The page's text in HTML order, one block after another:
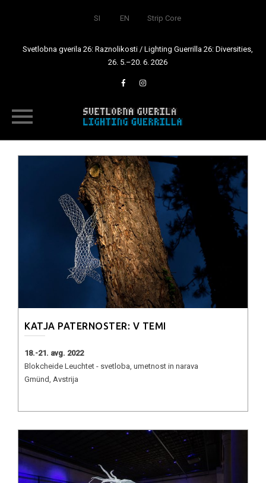
SI EN Strip Core
Svetlobna gverila 26: Raznolikosti / Lighting Guerrilla 26: Diversities,
26. 5.–20. 6. 2026
KATJA PATERNOSTER: V TEMI
18.-21. avg. 2022
Blokcheide Leuchtet - svetloba, umetnost in narava
Gmünd, Avstrija